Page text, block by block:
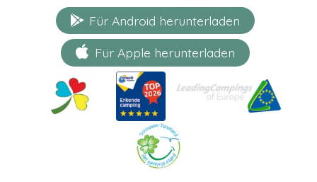
Für Android herunterladen
Für Apple herunterladen